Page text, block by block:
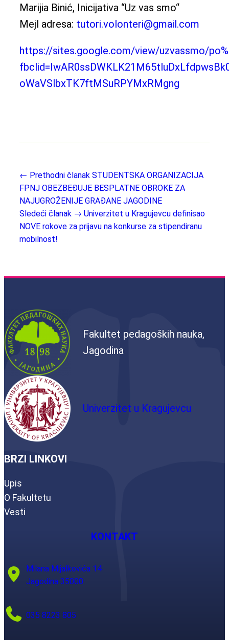
Marijia Binić, Inicijativa “Uz vas smo“
Mejl adresa: tutori.volonteri@gmail.com
https://sites.google.com/view/uzvassmo/
oWaVSlbxTK7ftMSuRPYMxRMgng
← Prethodni članak STUDENTSKA ORGANIZACIJA
FPNJ OBEZBEĐUJE BESPLATNE OBROKE ZA
NAJUGROŽENIJE GRAĐANE JAGODINE
Sledeći članak → Univerzitet u Kragujevcu definisao
NOVE rokove za prijavu na konkurse za stipendiranu
mobilnost!
Fakultet pedagoških nauka,
Jagodina
Univerzitet u Kragujevcu
BRZI LINKOVI
Upis
O Fakultetu
Vesti
KONTAKT
Milana Mijalkovića 14
Jagodina 35000
035 8223 805